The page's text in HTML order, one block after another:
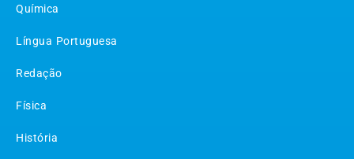
Química
Língua Portuguesa
Redação
Física
História